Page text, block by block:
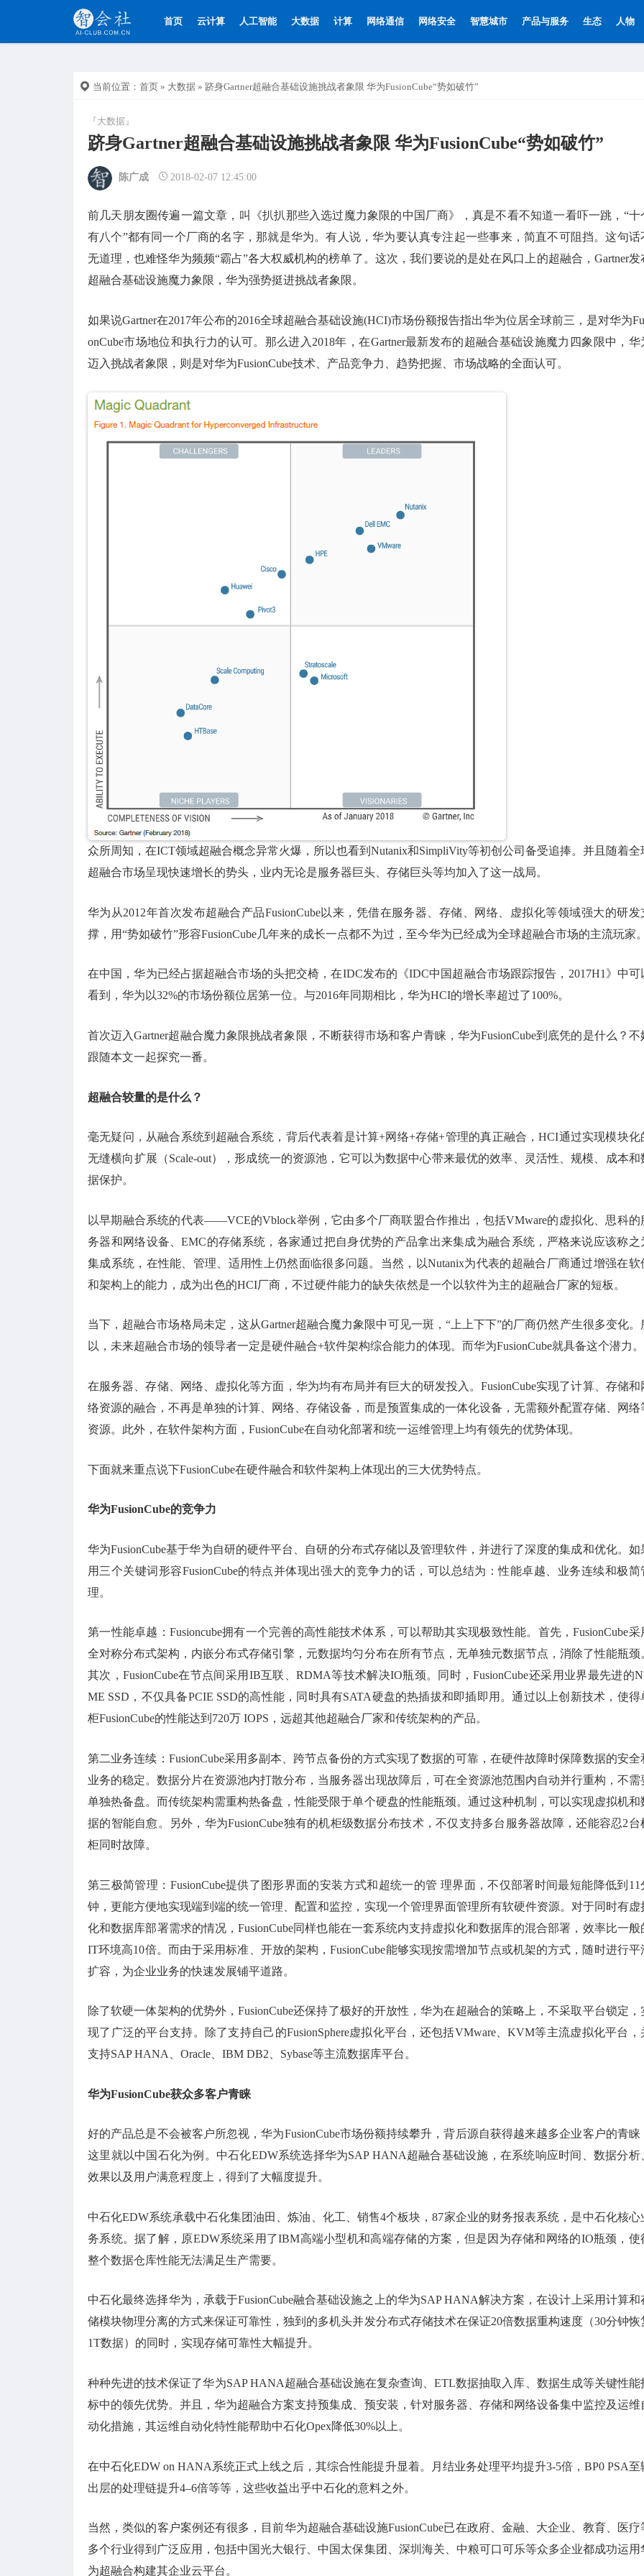
首页 云计算 人工智能 大数据 计算 网络通信 网络安全 智慧城市 产品与服务 生态 人物
当前位置： 首页 » 大数据 » 跻身Gartner超融合基础设施挑战者象限 华为FusionCube“势如破竹”
『大数据』
跻身Gartner超融合基础设施挑战者象限 华为FusionCube“势如破竹”
陈广成 2018-02-07 12:45:00
前几天朋友圈传遍一篇文章，叫《扒扒那些入选过魔力象限的中国厂商》，真是不看不知道一看吓一跳，“十
有八个”都有同一个厂商的名字，那就是华为。有人说，华为要认真专注起一些事来，简直不可阻挡。这句话
无道理，也难怪华为频频“霸占”各大权威机构的榜单了。这次，我们要说的是处在风口上的超融合，Gartner发
超融合基础设施魔力象限，华为强势挺进挑战者象限。
如果说Gartner在2017年公布的2016全球超融合基础设施(HCI)市场份额报告指出华为位居全球前三，是对华为
onCube市场地位和执行力的认可。那么进入2018年，在Gartner最新发布的超融合基础设施魔力四象限中，华
迈入挑战者象限，则是对华为FusionCube技术、产品竞争力、趋势把握、市场战略的全面认可。
众所周知，在ICT领域超融合概念异常火爆，所以也看到Nutanix和SimpliVity等初创公司备受追捧。并且随着全
超融合市场呈现快速增长的势头，业内无论是服务器巨头、存储巨头等均加入了这一战局。
华为从2012年首次发布超融合产品FusionCube以来，凭借在服务器、存储、网络、虚拟化等领域强大的研发
撑，用“势如破竹”形容FusionCube几年来的成长一点都不为过，至今华为已经成为全球超融合市场的主流玩家。
在中国，华为已经占据超融合市场的头把交椅，在IDC发布的《IDC中国超融合市场跟踪报告，2017H1》中可
看到，华为以32%的市场份额位居第一位。与2016年同期相比，华为HCI的增长率超过了100%。
首次迈入Gartner超融合魔力象限挑战者象限，不断获得市场和客户青睐，华为FusionCube到底凭的是什么？不
跟随本文一起探究一番。
超融合较量的是什么？
毫无疑问，从融合系统到超融合系统，背后代表着是计算+网络+存储+管理的真正融合，HCI通过实现模块化
无缝横向扩展（Scale-out），形成统一的资源池，它可以为数据中心带来最优的效率、灵活性、规模、成本和
据保护。
以早期融合系统的代表——VCE的Vblock举例，它由多个厂商联盟合作推出，包括VMware的虚拟化、思科的
务器和网络设备、EMC的存储系统，各家通过把自身优势的产品拿出来集成为融合系统，严格来说应该称之
集成系统，在性能、管理、适用性上仍然面临很多问题。当然，以Nutanix为代表的超融合厂商通过增强在软
和架构上的能力，成为出色的HCI厂商，不过硬件能力的缺失依然是一个以软件为主的超融合厂家的短板。
当下，超融合市场格局未定，这从Gartner超融合魔力象限中可见一斑，“上上下下”的厂商仍然产生很多变化。
以，未来超融合市场的领导者一定是硬件融合+软件架构综合能力的体现。而华为FusionCube就具备这个潜力。
在服务器、存储、网络、虚拟化等方面，华为均有布局并有巨大的研发投入。FusionCube实现了计算、存储和
络资源的融合，不再是单独的计算、网络、存储设备，而是预置集成的一体化设备，无需额外配置存储、网络
资源。此外，在软件架构方面，FusionCube在自动化部署和统一运维管理上均有领先的优势体现。
下面就来重点说下FusionCube在硬件融合和软件架构上体现出的三大优势特点。
华为FusionCube的竞争力
华为FusionCube基于华为自研的硬件平台、自研的分布式存储以及管理软件，并进行了深度的集成和优化。如
用三个关键词形容FusionCube的特点并体现出强大的竞争力的话，可以总结为：性能卓越、业务连续和极简
理。
第一性能卓越：Fusioncube拥有一个完善的高性能技术体系，可以帮助其实现极致性能。首先，FusionCube采
全对称分布式架构，内嵌分布式存储引擎，元数据均匀分布在所有节点，无单独元数据节点，消除了性能瓶颈
其次，FusionCube在节点间采用IB互联、RDMA等技术解决IO瓶颈。同时，FusionCube还采用业界最先进的
ME SSD，不仅具备PCIE SSD的高性能，同时具有SATA硬盘的热插拔和即插即用。通过以上创新技术，使得
柜FusionCube的性能达到720万 IOPS，远超其他超融合厂家和传统架构的产品。
第二业务连续：FusionCube采用多副本、跨节点备份的方式实现了数据的可靠，在硬件故障时保障数据的安全
业务的稳定。数据分片在资源池内打散分布，当服务器出现故障后，可在全资源池范围内自动并行重构，不需
单独热备盘。而传统架构需重构热备盘，性能受限于单个硬盘的性能瓶颈。通过这种机制，可以实现虚拟机和
据的智能自愈。另外，华为FusionCube独有的机柜级数据分布技术，不仅支持多台服务器故障，还能容忍2台
柜同时故障。
第三极简管理：FusionCube提供了图形界面的安装方式和超统一的管 理界面，不仅部署时间最短能降低到11
钟，更能方便地实现端到端的统一管理、配置和监控，实现一个管理界面管理所有软硬件资源。对于同时有虚
化和数据库部署需求的情况，FusionCube同样也能在一套系统内支持虚拟化和数据库的混合部署，效率比一般
IT环境高10倍。而由于采用标准、开放的架构，FusionCube能够实现按需增加节点或机架的方式，随时进行平
扩容，为企业业务的快速发展铺平道路。
除了软硬一体架构的优势外，FusionCube还保持了极好的开放性，华为在超融合的策略上，不采取平台锁定，
现了广泛的平台支持。除了支持自己的FusionSphere虚拟化平台，还包括VMware、KVM等主流虚拟化平台，
支持SAP HANA、Oracle、IBM DB2、Sybase等主流数据库平台。
华为FusionCube获众多客户青睐
好的产品总是不会被客户所忽视，华为FusionCube市场份额持续攀升，背后源自获得越来越多企业客户的青睐
这里就以中国石化为例。中石化EDW系统选择华为SAP HANA超融合基础设施，在系统响应时间、数据分析
效果以及用户满意程度上，得到了大幅度提升。
中石化EDW系统承载中石化集团油田、炼油、化工、销售4个板块，87家企业的财务报表系统，是中石化核心
务系统。据了解，原EDW系统采用了IBM高端小型机和高端存储的方案，但是因为存储和网络的IO瓶颈，使
整个数据仓库性能无法满足生产需要。
中石化最终选择华为，承载于FusionCube融合基础设施之上的华为SAP HANA解决方案，在设计上采用计算和
储模块物理分离的方式来保证可靠性，独到的多机头并发分布式存储技术在保证20倍数据重构速度（30分钟恢
1T数据）的同时，实现存储可靠性大幅提升。
种种先进的技术保证了华为SAP HANA超融合基础设施在复杂查询、ETL数据抽取入库、数据生成等关键性能
标中的领先优势。并且，华为超融合方案支持预集成、预安装，针对服务器、存储和网络设备集中监控及运维
动化措施，其运维自动化特性能帮助中石化Opex降低30%以上。
在中石化EDW on HANA系统正式上线之后，其综合性能提升显着。月结业务处理平均提升3-5倍，BP0 PSA至
出层的处理链提升4–6倍等等，这些收益出乎中石化的意料之外。
当然，类似的客户案例还有很多，目前华为超融合基础设施FusionCube已在政府、金融、大企业、教育、医疗
多个行业得到广泛应用，包括中国光大银行、中国太保集团、深圳海关、中粮可口可乐等众多企业都成功运用
为超融合构建其企业云平台。